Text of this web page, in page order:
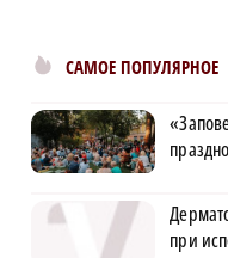
САМОЕ ПОПУЛЯРНОЕ
при